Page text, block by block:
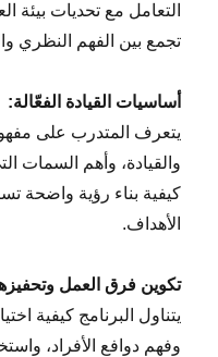
التعامل مع تحديات بيئة
تجمع بين الفهم النظري
أساسيات القيادة الفعّالة:
يتعرف المتدرب على مفهوم
والقيادة، وأهم السمات
كيفية بناء رؤية واضحة
الأهداف.
تكوين فرق العمل
يتناول البرنامج كيفية
وفهم دوافع الأفراد،